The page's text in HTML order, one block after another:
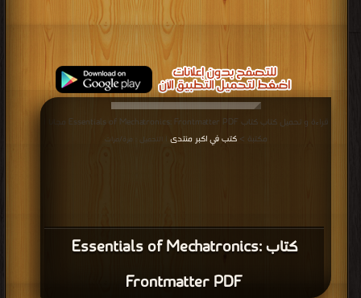
كتاب Essentials of Mechatronics:
Frontmatter PDF
قراءة و تحميل كتاب كتاب Essentials of Mechatronics: Frontmatter PDF مجانا |
مكتبة >كتب في اكبر منتدى | التحميل : مرة/مرات